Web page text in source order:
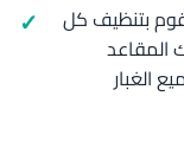
بتنظيف كل
المقاعد
الغبار